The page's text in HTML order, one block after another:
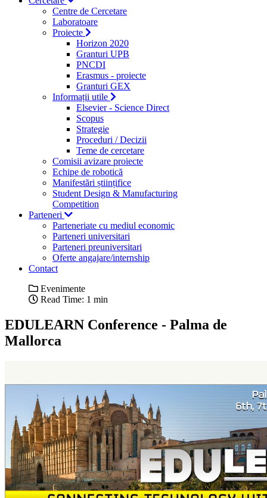
Centre de Cercetare
Laboratoare
Proiecte
Horizon 2020
Granturi UPB
PNCDI
Erasmus - proiecte
Granturi GEX
Informații utile
Elsevier - Science Direct
Scopus
Strategie
Proceduri / Decizii
Teme de cercetare
Comisii avizare proiecte
Echipe de robotică
Manifestări științifice
Student Design & Manufacturing
Competition
Parteneri
Parteneriate cu mediul economic
Parteneri universitari
Parteneri preuniversitari
Oferte angajare/internship
Contact
Evenimente
Read Time: 1 min
EDULEARN Conference - Palma de
Mallorca